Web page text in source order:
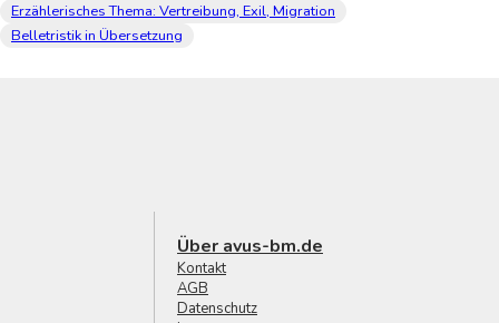
Erzählerisches Thema: Vertreibung, Exil, Migration
Belletristik in Übersetzung
Über avus-bm.de
Kontakt
AGB
Datenschutz